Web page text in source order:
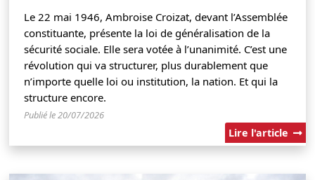
Le 22 mai 1946, Ambroise Croizat, devant l’Assemblée
constituante, présente la loi de généralisation de la
sécurité sociale. Elle sera votée à l’unanimité. C’est une
révolution qui va structurer, plus durablement que
n’importe quelle loi ou institution, la nation. Et qui la
structure encore.
Publié le 20/07/2026
Lire l'article